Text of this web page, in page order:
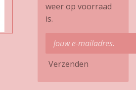
weer op voorraad
is.
Verzenden